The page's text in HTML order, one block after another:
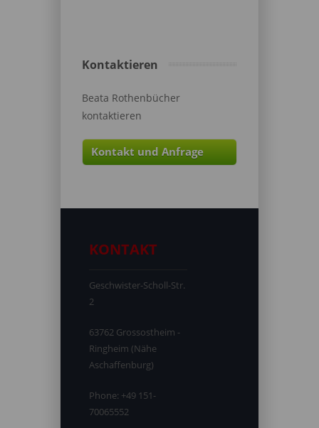
Kontaktieren
Beata Rothenbücher
kontaktieren
Kontakt und Anfrage
KONTAKT
Geschwister-Scholl-Str.
2
63762 Grossostheim -
Ringheim (Nähe
Aschaffenburg)
Phone: +49 151-
70065552